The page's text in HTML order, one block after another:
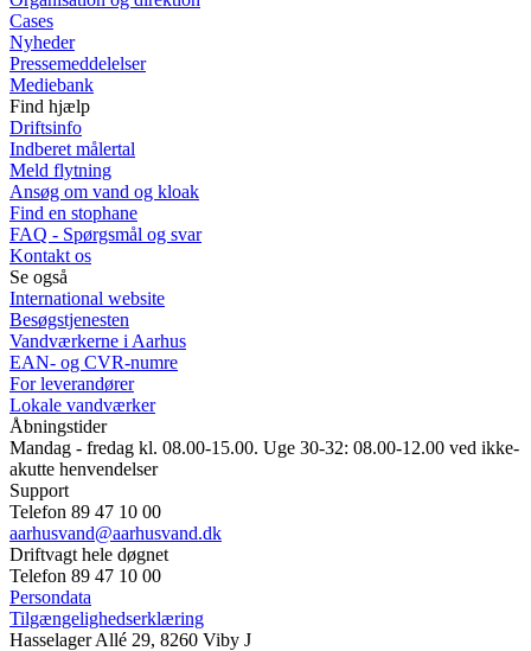
Cases
Nyheder
Pressemeddelelser
Mediebank
Find hjælp
Driftsinfo
Indberet målertal
Meld flytning
Ansøg om vand og kloak
Find en stophane
FAQ - Spørgsmål og svar
Kontakt os
Se også
International website
Besøgstjenesten
Vandværkerne i Aarhus
EAN- og CVR-numre
For leverandører
Lokale vandværker
Åbningstider
Mandag - fredag kl. 08.00-15.00. Uge 30-32: 08.00-12.00 ved ikke-
akutte henvendelser
Support
Telefon 89 47 10 00
aarhusvand@aarhusvand.dk
Driftvagt hele døgnet
Telefon 89 47 10 00
Persondata
Tilgængelighedserklæring
Hasselager Allé 29, 8260 Viby J